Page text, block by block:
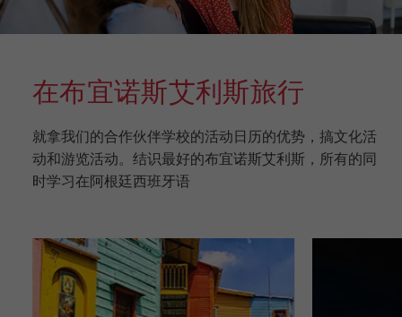
在布宜诺斯艾利斯旅行
就拿我们的合作伙伴学校的活动日历的优势，搞文化活
动和游览活动。结识最好的布宜诺斯艾利斯，所有的同
时学习在阿根廷西班牙语